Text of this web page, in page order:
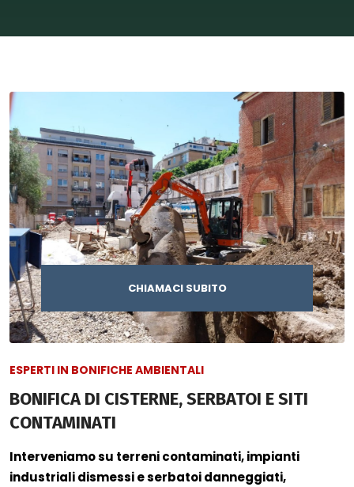
CHIAMACI SUBITO
ESPERTI IN BONIFICHE AMBIENTALI
BONIFICA DI CISTERNE, SERBATOI E SITI
CONTAMINATI
Interveniamo su terreni contaminati, impianti
industriali dismessi e serbatoi danneggiati,